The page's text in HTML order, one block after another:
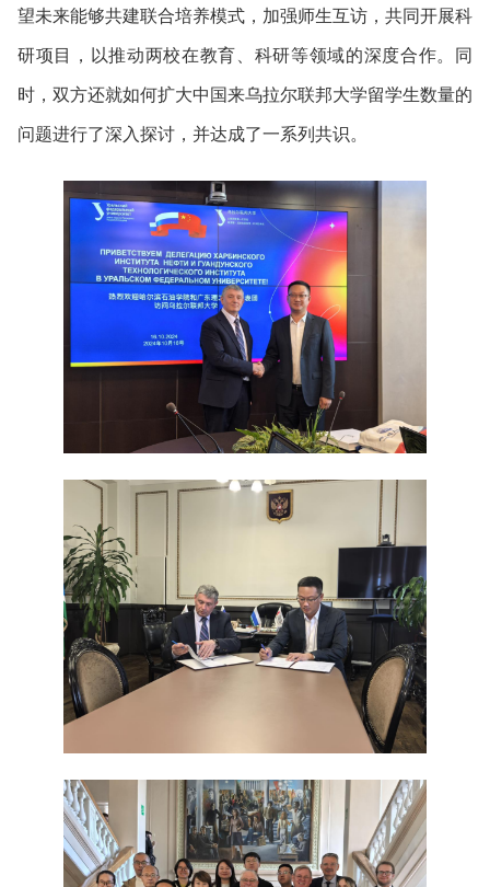
望未来能够共建联合培养模式，加强师生互访，共同开展科
研项目，以推动两校在教育、科研等领域的深度合作。同
时，双方还就如何扩大中国来乌拉尔联邦大学留学生数量的
问题进行了深入探讨，并达成了一系列共识。